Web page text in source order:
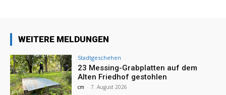
WEITERE MELDUNGEN
Stadtgeschehen
23 Messing-Grabplatten auf dem
Alten Friedhof gestohlen
cm - 7. August 2026